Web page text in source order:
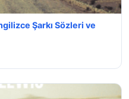
Şarkı Sözleri ve